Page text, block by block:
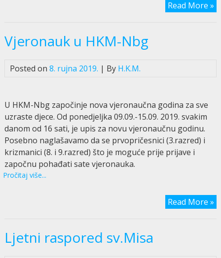
Read More »
Vjeronauk u HKM-Nbg
Posted on 8. rujna 2019. | By H.K.M.
U HKM-Nbg započinje nova vjeronaučna godina za sve
uzraste djece. Od ponedjeljka 09.09.-15.09. 2019. svakim
danom od 16 sati, je upis za novu vjeronaučnu godinu.
Posebno naglašavamo da se prvopričesnici (3.razred) i
krizmanici (8. i 9.razred) što je moguće prije prijave i
započnu pohađati sate vjeronauka.
Pročitaj više...
Read More »
Ljetni raspored sv.Misa